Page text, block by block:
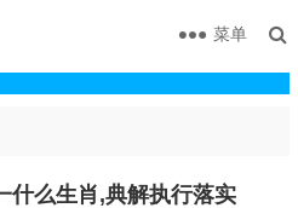
菜单
什么生肖,典解执行落实